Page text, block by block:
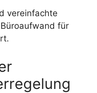
vereinfachte
für